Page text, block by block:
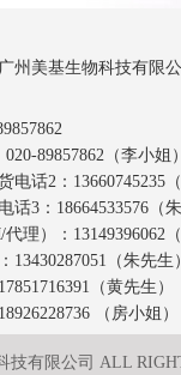
州美基生物科技有限
89857862（李小姐
电话2：13660745235
话3：18664533576（
理）：13149396062
13430287051（朱先生
（黄先生）
（房小姐）
技有限公司 ALL